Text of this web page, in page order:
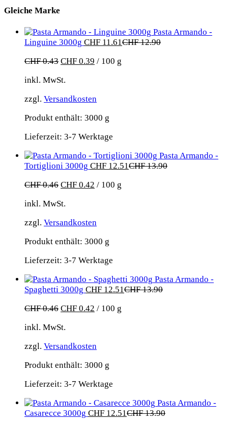
Gleiche Marke
Pasta Armando -
Linguine 3000g CHF 11.61CHF12.90
CHF0.43 CHF 0.39 / 100 g
inkl. MwSt.
zzgl. Versandkosten
Produkt enthält: 3000 g
Lieferzeit: 3-7 Werktage
Pasta Armando -
Tortiglioni 3000g CHF 12.51CHF13.90
CHF0.46 CHF 0.42 / 100 g
inkl. MwSt.
zzgl. Versandkosten
Produkt enthält: 3000 g
Lieferzeit: 3-7 Werktage
Pasta Armando -
Spaghetti 3000g CHF 12.51CHF13.90
CHF0.46 CHF 0.42 / 100 g
inkl. MwSt.
zzgl. Versandkosten
Produkt enthält: 3000 g
Lieferzeit: 3-7 Werktage
Pasta Armando -
Casarecce 3000g CHF 12.51CHF13.90